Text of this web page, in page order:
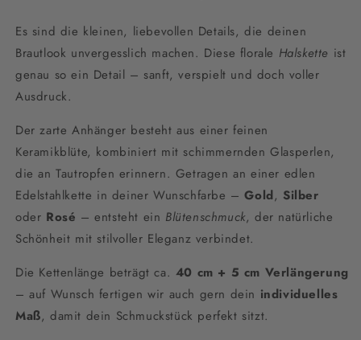
Rosé
Rosé
Es sind die kleinen, liebevollen Details, die deinen
Brautlook unvergesslich machen. Diese florale Halskette ist
genau so ein Detail – sanft, verspielt und doch voller
Ausdruck.
Der zarte Anhänger besteht aus einer feinen
Keramikblüte, kombiniert mit schimmernden Glasperlen,
die an Tautropfen erinnern. Getragen an einer edlen
Edelstahlkette in deiner Wunschfarbe –Gold, Silber
oder Rosé – entsteht ein Blütenschmuck, der natürliche
Schönheit mit stilvoller Eleganz verbindet.
Die Kettenlänge beträgt ca. 40 cm + 5 cm Verlängerung
– auf Wunsch fertigen wir auch gern dein individuelles
Maß, damit dein Schmuckstück perfekt sitzt.